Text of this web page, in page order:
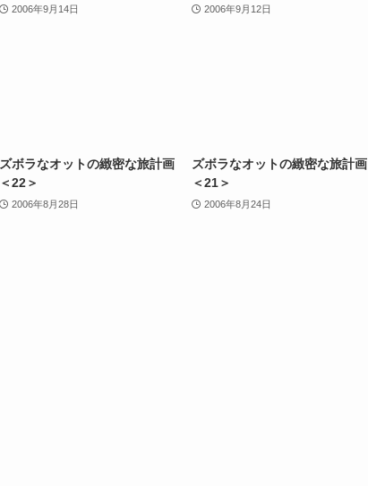
2006年9月14日 2006年9月12日
ズボラなオットの緻密な旅計画
＜22＞
2006年8月28日
ズボラなオットの緻密な旅計画
＜21＞
2006年8月24日